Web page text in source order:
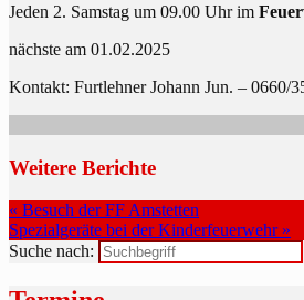
Jeden 2. Samstag um 09.00 Uhr im
nächste am 01.02.2025
Kontakt: Furtlehner Johann Jun. – 0660/
Weitere Berichte
« Besuch der FF Amstetten
Spezialgeräte bei der Kinderfeuerwehr »
Suche nach: